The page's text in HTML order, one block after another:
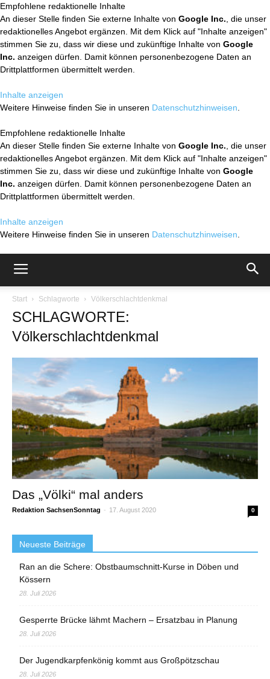
Empfohlene redaktionelle Inhalte
An dieser Stelle finden Sie externe Inhalte von Google Inc. , die unser
redaktionelles Angebot ergänzen. Mit dem Klick auf "Inhalte anzeigen"
stimmen Sie zu, dass wir diese und zukünftige Inhalte von Google
Inc. anzeigen dürfen. Damit können personenbezogene Daten an
Drittplattformen übermittelt werden.
Inhalte anzeigen
Weitere Hinweise finden Sie in unseren Datenschutzhinweisen
Empfohlene redaktionelle Inhalte
An dieser Stelle finden Sie externe Inhalte von Google Inc. , die unser
redaktionelles Angebot ergänzen. Mit dem Klick auf "Inhalte anzeigen"
stimmen Sie zu, dass wir diese und zukünftige Inhalte von Google
Inc. anzeigen dürfen. Damit können personenbezogene Daten an
Drittplattformen übermittelt werden.
Inhalte anzeigen
Weitere Hinweise finden Sie in unseren Datenschutzhinweisen
Start Schlagworte Völkerschlachtdenkmal
SCHLAGWORTE:
Völkerschlachtdenkmal
Das „Völki“ mal anders
Redaktion SachsenSonntag - 17. August 2020 0
Neueste Beiträge
Ran an die Schere: Obstbaumschnitt-Kurse in Döben und
Kössern
28. Juli 2026
Gesperrte Brücke lähmt Machern – Ersatzbau in Planung
28. Juli 2026
Der Jugendkarpfenkönig kommt aus Großpötzschau
28. Juli 2026